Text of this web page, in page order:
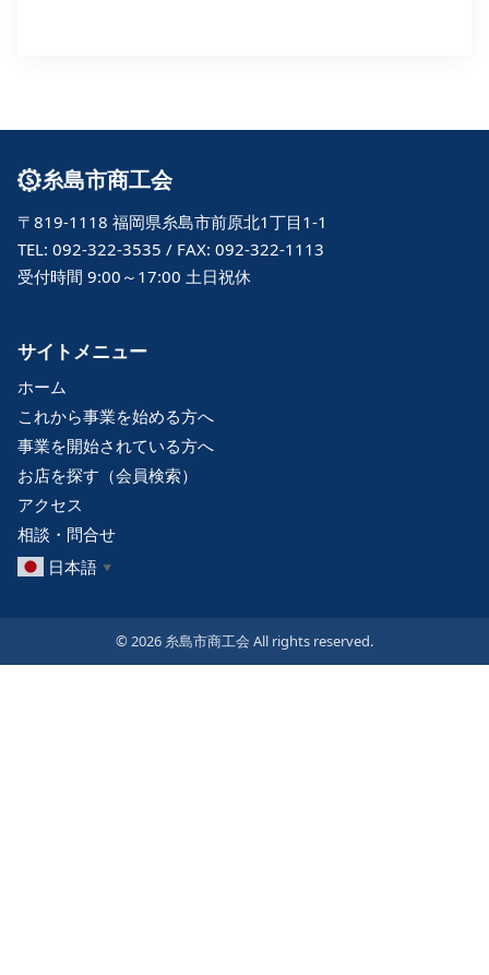
糸島市商工会
〒819-1118 福岡県糸島市前原北1丁目1-1
TEL: 092-322-3535 / FAX: 092-322-1113
受付時間 9:00～17:00 土日祝休
サイトメニュー
ホーム
これから事業を始める方へ
事業を開始されている方へ
お店を探す（会員検索）
アクセス
相談・問合せ
日本語 ▼
© 2026 糸島市商工会 All rights reserved.